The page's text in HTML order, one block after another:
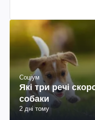
Соціум
Які три речі
собаки
2 дні тому